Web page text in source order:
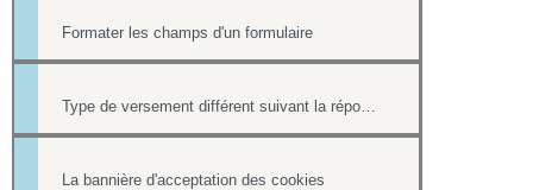
Formater les champs d'un formulaire
La bannière d'acceptation des cookies